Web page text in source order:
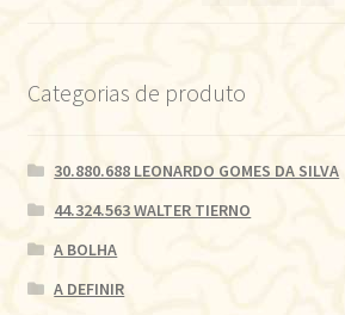
Categorias de produto
30.880.688 LEONARDO GOMES DA SILVA
44.324.563 WALTER TIERNO
A BOLHA
A DEFINIR